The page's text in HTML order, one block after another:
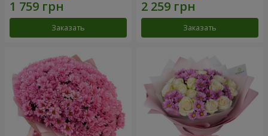
Заказать Заказать